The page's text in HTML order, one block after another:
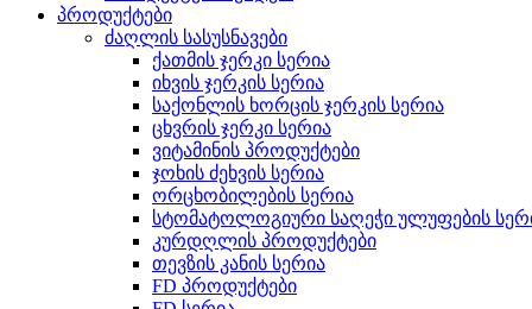
პროდუქტები
ძაღლის სასუსნავები
ქათმის ჯერკი სერია
იხვის ჯერკის სერია
საქონლის ხორცის ჯერკის სერია
ცხვრის ჯერკი სერია
ვიტამინის პროდუქტები
ჯოხის ძეხვის სერია
ორცხობილების სერია
სტომატოლოგიური საღეჭი ულუფების
კურდღლის პროდუქტები
თევზის კანის სერია
FD პროდუქტები